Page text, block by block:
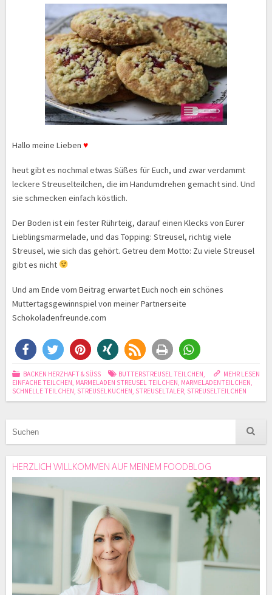
Hallo meine Lieben ♥
heut gibt es nochmal etwas Süßes für Euch, und zwar verdammt
leckere Streuselteilchen, die im Handumdrehen gemacht sind. Und
sie schmecken einfach köstlich.
Der Boden ist ein fester Rührteig, darauf einen Klecks von Eurer
Lieblingsmarmelade, und das Topping: Streusel, richtig viele
Streusel, wie sich das gehört. Getreu dem Motto: Zu viele Streusel
gibt es nicht
Und am Ende vom Beitrag erwartet Euch noch ein schönes
Muttertagsgewinnspiel von meiner Partnerseite
Schokoladenfreunde.com
MEHR LESEN
BACKEN HERZHAFT & SÜSS BUTTERSTREUSEL TEILCHEN,
EINFACHE TEILCHEN, MARMELADEN STREUSEL TEILCHEN, MARMELADENTEILCHEN,
SCHNELLE TEILCHEN, STREUSELKUCHEN, STREUSELTALER, STREUSELTEILCHEN
HERZLICH WILLKOMMEN AUF MEINEM FOODBLOG